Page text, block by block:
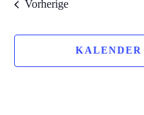
VorherigeVeranstaltungen
KALENDER